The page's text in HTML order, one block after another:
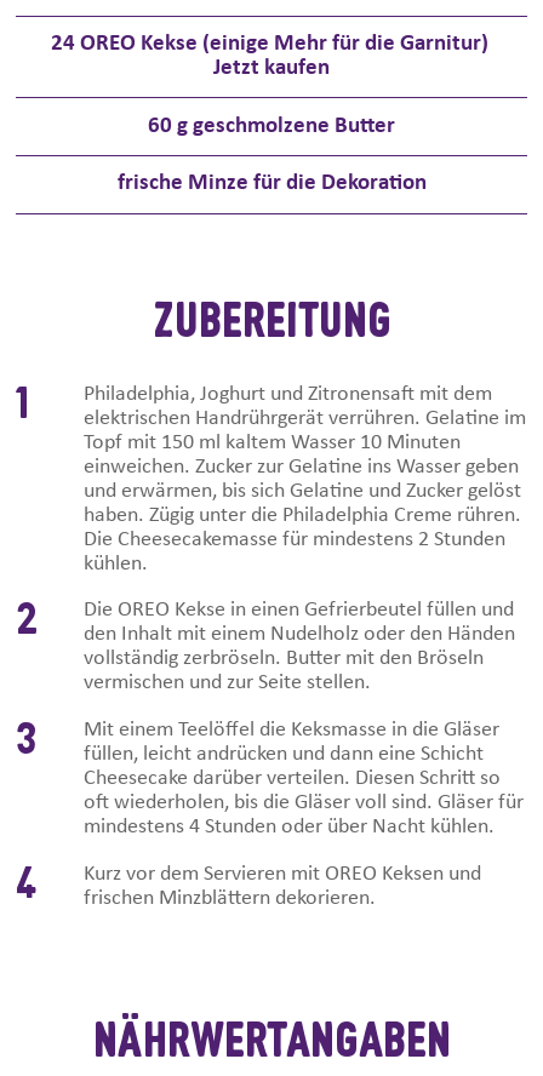
ZUBEREITUNG
1
Philadelphia, Joghurt und Zitronensaft mit dem
elektrischen Handrührgerät verrühren. Gelatine im
Topf mit 150 ml kaltem Wasser 10 Minuten
einweichen. Zucker zur Gelatine ins Wasser geben
und erwärmen, bis sich Gelatine und Zucker gelöst
haben. Zügig unter die Philadelphia Creme rühren.
Die Cheesecakemasse für mindestens 2 Stunden
kühlen.
2
Die OREO Kekse in einen Gefrierbeutel füllen und
den Inhalt mit einem Nudelholz oder den Händen
vollständig zerbröseln. Butter mit den Bröseln
vermischen und zur Seite stellen.
3
Mit einem Teelöffel die Keksmasse in die Gläser
füllen, leicht andrücken und dann eine Schicht
Cheesecake darüber verteilen. Diesen Schritt so
oft wiederholen, bis die Gläser voll sind. Gläser für
mindestens 4 Stunden oder über Nacht kühlen.
4
Kurz vor dem Servieren mit OREO Keksen und
frischen Minzblättern dekorieren.
24 OREO Kekse (einige Mehr für die Garnitur)
Jetzt kaufen
60 g geschmolzene Butter
frische Minze für die Dekoration
Nährwertangaben